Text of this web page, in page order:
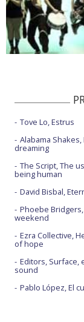
Tove Lo, Estrus
Alabama Shakes,
dreaming
The Script, The
being human
David Bisbal,
Phoebe
weekend
Ezra Collective,
of hope
Editors, Surface,
sound
Pablo López, El